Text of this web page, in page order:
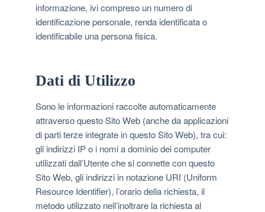
informazione, ivi compreso un numero di
identificazione personale, renda identificata o
identificabile una persona fisica.
Dati di Utilizzo
Sono le informazioni raccolte automaticamente
attraverso questo Sito Web (anche da applicazioni
di parti terze integrate in questo Sito Web), tra cui:
gli indirizzi IP o i nomi a dominio dei computer
utilizzati dall’Utente che si connette con questo
Sito Web, gli indirizzi in notazione URI (Uniform
Resource Identifier), l’orario della richiesta, il
metodo utilizzato nell’inoltrare la richiesta al